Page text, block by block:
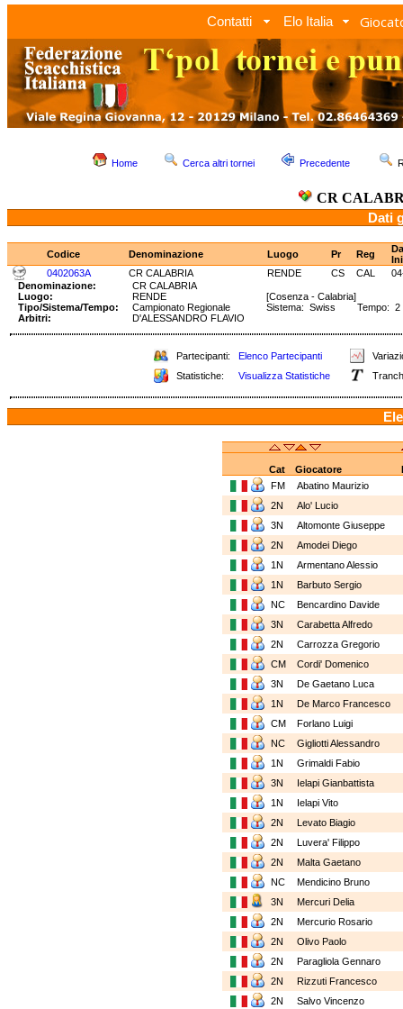
Contatti Elo Italia
Home Cerca altri tornei Precedente
CR
Dati
Codice Denominazione Luogo Pr Reg
0402063A
CR CALABRIA RENDE CS CAL
Denominazione:
CR CALABRIA
Luogo:
RENDE
[Cosenza - Calabria]
Tipo/Sistema/Tempo:
Campionato Regionale
Sistema: Swiss Tempo: 2
Arbitri:
D'ALESSANDRO FLAVIO
Partecipanti: Elenco Partecipanti
Statistiche:
Visualizza Statistiche
Cat Giocatore
FM
Abatino Maurizio
2N
Alo' Lucio
3N
Altomonte Giuseppe
2N
Amodei Diego
1N
Armentano Alessio
1N
Barbuto Sergio
NC
Bencardino Davide
3N
Carabetta Alfredo
2N
Carrozza Gregorio
CM
Cordi' Domenico
3N
De Gaetano Luca
1N
De Marco Francesco
CM
Forlano Luigi
NC
Gigliotti Alessandro
1N
Grimaldi Fabio
3N
Ielapi Gianbattista
1N
Ielapi Vito
2N
Levato Biagio
2N
Luvera' Filippo
2N
Malta Gaetano
NC
Mendicino Bruno
3N
Mercuri Delia
2N
Mercurio Rosario
2N
Olivo Paolo
2N
Paragliola Gennaro
2N
Rizzuti Francesco
2N
Salvo Vincenzo